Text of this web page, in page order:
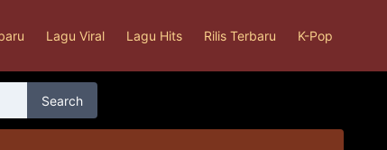
Lagu Viral Lagu Hits Rilis Terbaru K-Pop
Search